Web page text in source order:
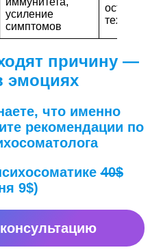
усиление
симптомов
техники
причину —
эмоциях
что именно
рекомендации по
40$
9$)